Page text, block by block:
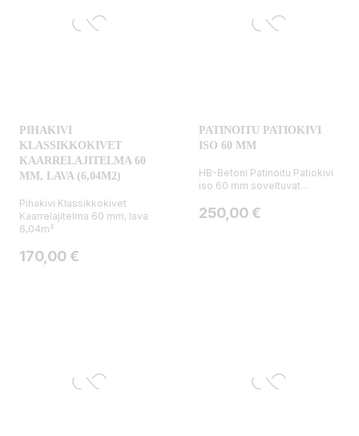
PIHAKIVI
KLASSIKKOKIVET
KAARRELAJITELMA 60
MM, LAVA (6,04M2)
Pihakivi Klassikkokivet
Kaarrelajitelma 60 mm, lava
6,04m²
Hinta
170,00 €
PATINOITU PATIOKIVI
ISO 60 MM
HB-Betoni Patinoitu Patiokivi
iso 60 mm soveltuvat...
Hinta
250,00 €